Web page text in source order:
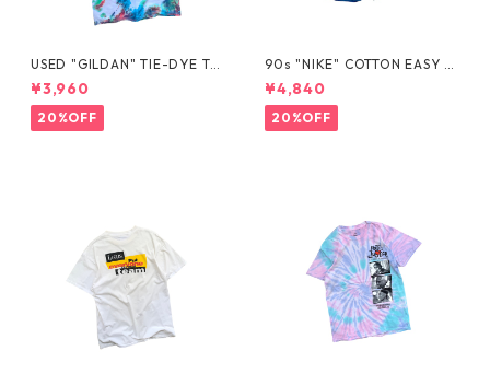
USED "GILDAN" TIE-DYE TE
E
¥3,960
20%OFF
90s "NIKE" COTTON EASY S
HORTS
¥4,840
20%OFF